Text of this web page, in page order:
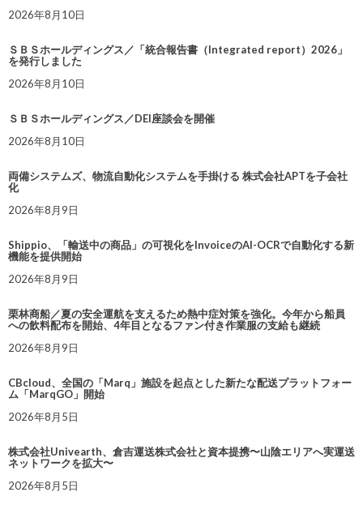
2026年8月10日
ＳＢＳホールディングス／「統合報告書（Integrated report）2026」
を発行しました
2026年8月10日
ＳＢＳホールディングス／DEI座談会を開催
2026年8月10日
両備システムズ、物流自動化システムを手掛ける 株式会社APTを子会社
化
2026年8月9日
Shippio、「輸送中の商品」の可視化をInvoiceのAI-OCRで自動化する新
機能を提供開始
2026年8月9日
栗林商船／夏の安全運航を支えるため熱中症対策を強化。今年から船員
への飲料配布を開始、4年目となるファン付き作業服の支給も継続
2026年8月9日
CBcloud、全国の「Marq」施設を起点とした新たな配送プラットフォー
ム「MarqGO」開始
2026年8月5日
株式会社Univearth、倉吉運送株式会社と資本提携〜山陰エリアへ実運送
ネットワークを拡大〜
2026年8月5日